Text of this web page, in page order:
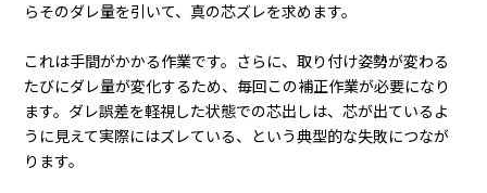
らそのダレ量を引いて、真の芯ズレを求めます。
これは手間がかかる作業です。さらに、取り付け姿勢が変わる
たびにダレ量が変化するため、毎回この補正作業が必要になり
ます。ダレ誤差を軽視した状態での芯出しは、芯が出ているよ
うに見えて実際にはズレている、という典型的な失敗につなが
ります。